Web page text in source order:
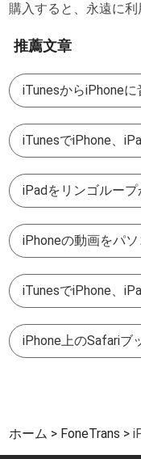
購入すると、永遠に利
推薦文章
iTunesからiPhone
iTunesでiPhone、
iPadをリンゴルー
iPhoneの動画をパ
iTunesでiPhone、
iPhone上のSafariブ
ホーム FoneTrans